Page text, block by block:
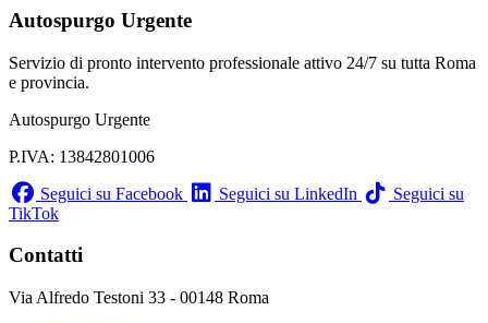
Autospurgo Urgente
Servizio di pronto intervento professionale attivo 24/7 su tutta Roma
e provincia.
Autospurgo Urgente
P.IVA: 13842801006
Seguici su Facebook
Seguici su LinkedIn
Seguici su
TikTok
Contatti
Via Alfredo Testoni 33 - 00148 Roma